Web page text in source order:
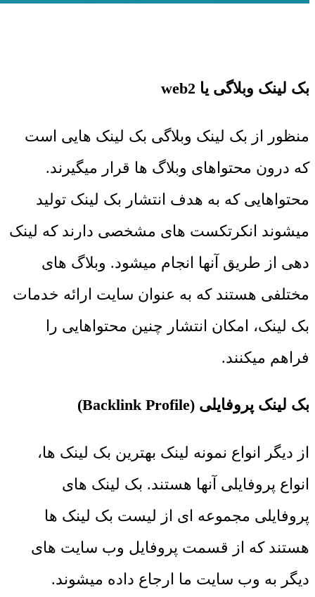
بک لینک وبلاگی یا web2
منظور از بک لینک وبلاگی بک لینک هایی است
که درون محتواهای وبلاگ ها قرار میگیرند.
محتواهایی که به هدف انتشار بک لینک تولید
میشوند انکرتکست های مشخصی دارند که لینک
دهی از طریق آنها انجام میشود. وبلاگ های
مختلفی هستند که به عنوان سایت ارائه خدمات
بک لینک، امکان انتشار چنین محتواهایی را
فراهم میکنند.
بک لینک پروفایلی (Backlink Profile)
از دیگر انواع نمونه لینک بهترین بک لینک ها،
انواع پروفایلی آنها هستند. بک لینک های
پروفایلی مجموعه ای از لیست بک لینک ها
هستند که از قسمت پروفایل وب سایت های
دیگر به وب سایت ما ارجاع داده میشوند.